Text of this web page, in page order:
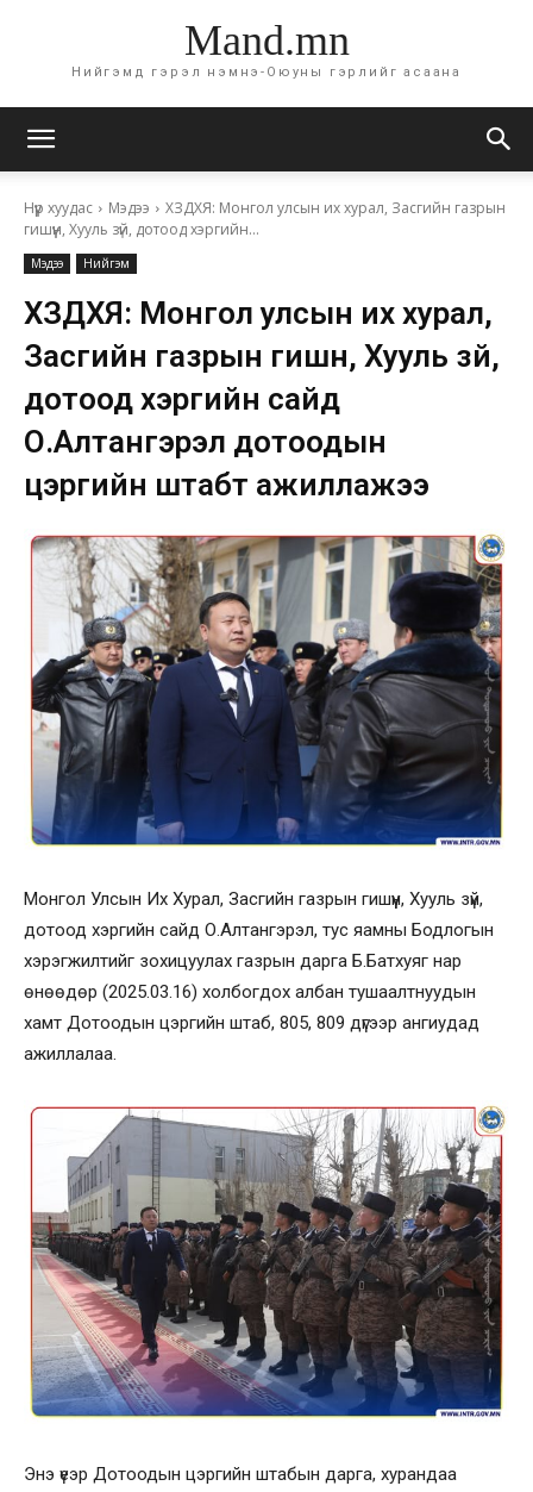
Mand.mn
Нийгэмд гэрэл нэмнэ-Оюуны гэрлийг асаана
Нүүр хуудас Мэдээ
ХЗДХЯ: Монгол улсын их хурал, Засгийн газрын
гишүүн, Хууль зүй, дотоод хэргийн...
Мэдээ Нийгэм
ХЗДХЯ: Монгол улсын их хурал,
Засгийн газрын гишүүн, Хууль зүй,
дотоод хэргийн сайд
О.Алтангэрэл дотоодын
цэргийн штабт ажиллажээ
Монгол Улсын Их Хурал, Засгийн газрын гишүүн, Хууль зүй,
дотоод хэргийн сайд О.Алтангэрэл, тус яамны Бодлогын
хэрэгжилтийг зохицуулах газрын дарга Б.Батхуяг нар
өнөөдөр (2025.03.16) холбогдох албан тушаалтнуудын
хамт Дотоодын цэргийн штаб, 805, 809 дүгээр ангиудад
ажиллалаа.
Энэ үеэр Дотоодын цэргийн штабын дарга, хурандаа